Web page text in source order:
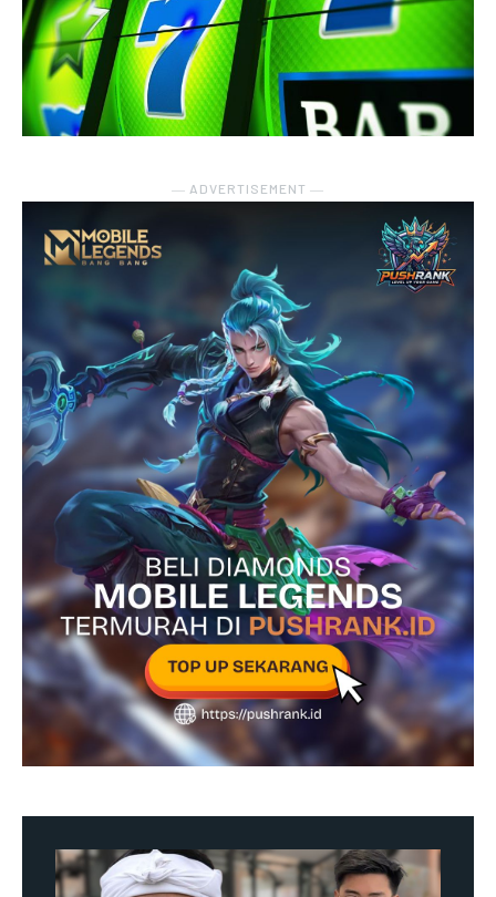
― ADVERTISEMENT ―